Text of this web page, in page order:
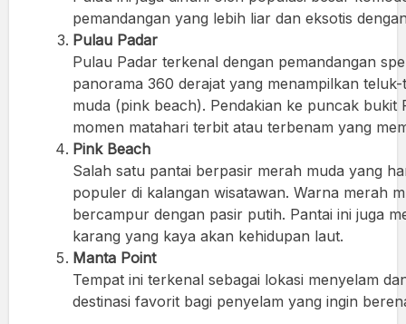
pemandangan yang lebih liar dan eksotis
Pulau Padar
Pulau Padar terkenal dengan pemandangan
panorama 360 derajat yang menampilkan
muda (pink beach). Pendakian ke puncak
momen matahari terbit atau terbenam yang
Pink Beach
Salah satu pantai berpasir merah muda yang
populer di kalangan wisatawan. Warna merah
bercampur dengan pasir putih. Pantai ini juga
karang yang kaya akan kehidupan laut.
Manta Point
Tempat ini terkenal sebagai lokasi menyelam
destinasi favorit bagi penyelam yang ingin